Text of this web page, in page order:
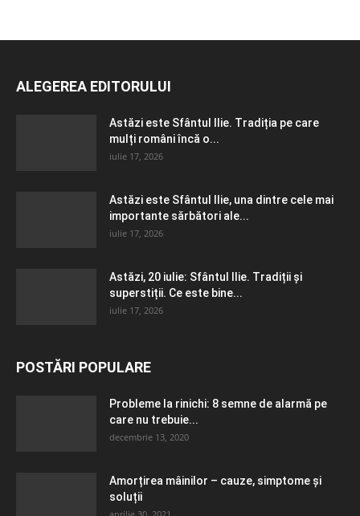
ALEGEREA EDITORULUI
Astăzi este Sfântul Ilie. Tradiția pe care
mulți români încă o...
iulie 17, 2026
Astăzi este Sfântul Ilie, una dintre cele mai
importante sărbători ale...
iulie 17, 2026
Astăzi, 20 iulie: Sfântul Ilie. Tradiții și
superstiții. Ce este bine...
iulie 17, 2026
POSTĂRI POPULARE
Probleme la rinichi: 8 semne de alarmă pe
care nu trebuie...
decembrie 13, 2020
Amorțirea mâinilor – cauze, simptome și
soluții